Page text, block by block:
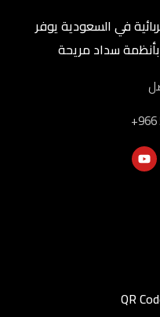
في السعودية يوفر
بأنظمة سداد مريحة